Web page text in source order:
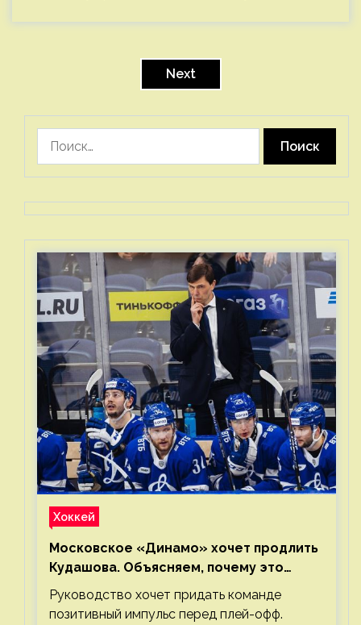
Next
Хоккей
Московское «Динамо» хочет продлить
Кудашова. Объясняем, почему это
правильно
Руководство хочет придать команде
позитивный импульс перед плей-офф.